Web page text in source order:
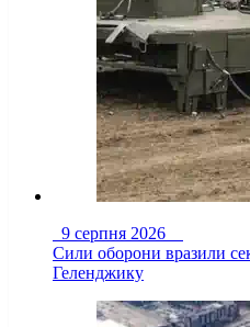
9 серпня 2026
Сили оборони вразили
Геленджику